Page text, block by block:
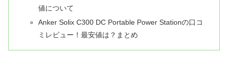
値について
Anker Solix C300 DC Portable Power Stationの口コ
ミレビュー！最安値は？まとめ